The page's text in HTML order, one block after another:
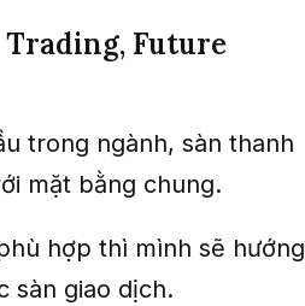
Future
trong ngành, sàn thanh
mặt bằng chung.
hợp thì mình sẽ hướng
sàn giao dịch.